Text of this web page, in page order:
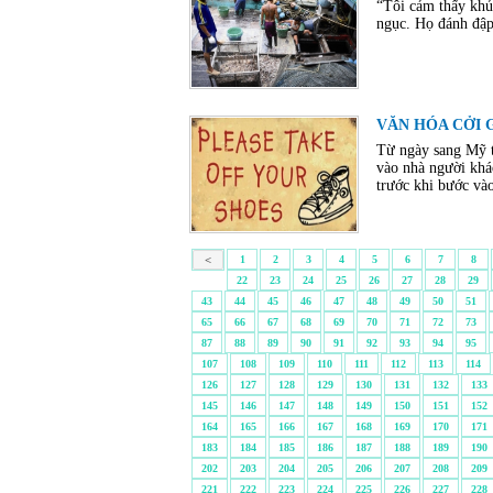
“Tôi cảm thấy
ngục. Họ đánh
VĂN HÓA CỞI
Từ ngày sang Mỹ
vào nhà người
trước khi bước
< 1 2 3 4 5 6 7 8
22
23 24 25 26 27 28 29
43
44 45 46 47 48 49 50 51
65
66 67 68 69 70 71 72 73
87
88 89 90 91 92 93 94 95
107
108 109 110 111 112 113 114
126
127 128 129 130 131 132 133
145
146 147 148 149 150 151 152
164
165 166 167 168 169 170 171
183
184 185 186 187 188 189 190
202
203 204 205 206 207 208 209
221
222 223 224 225 226 227 228